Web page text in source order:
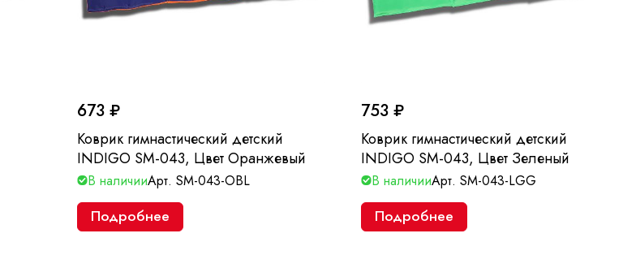
673 ₽
Коврик гимнастический детский
INDIGO SM-043, Цвет Оранжевый
В наличииАрт. SM-043-OBL
Подробнее
753 ₽
Коврик гимнастический детский
INDIGO SM-043, Цвет Зеленый
В наличииАрт.SM-043-LGG
Подробнее